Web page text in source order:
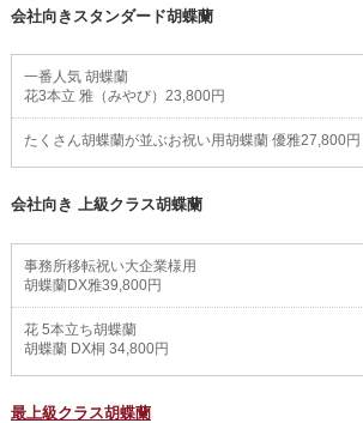
会社向きスタンダード胡蝶蘭
一番人気 胡蝶蘭
花3本立 雅（みやび）23,800円
たくさん胡蝶蘭が並ぶお祝い用胡蝶蘭 優雅27,800円
会社向き 上級クラス胡蝶蘭
事務所移転祝い大企業様用
胡蝶蘭DX雅39,800円
花 5本立ち胡蝶蘭
胡蝶蘭 DX桐 34,800円
最上級クラス胡蝶蘭